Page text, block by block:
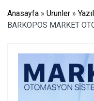
Anasayfa » Urunler »
BARKOPOS MARKET